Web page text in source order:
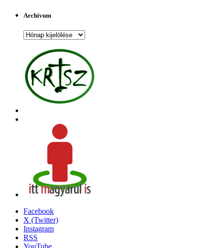
Archívum
Archívum
Facebook
X (Twitter)
Instagram
RSS